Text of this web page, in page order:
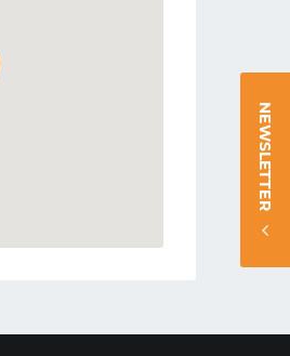
NEWSLETTER